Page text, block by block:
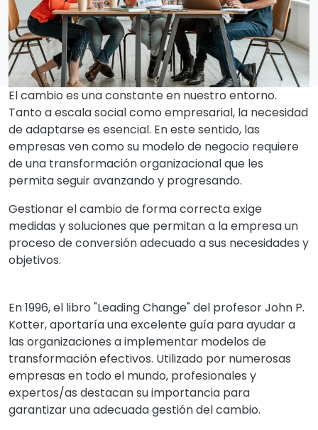
El cambio es una constante en nuestro entorno.
Tanto a escala social como empresarial, la necesidad
de adaptarse es esencial. En este sentido, las
empresas ven como su modelo de negocio requiere
de una transformación organizacional que les
permita seguir avanzando y progresando.
Gestionar el cambio de forma correcta exige
medidas y soluciones que permitan a la empresa un
proceso de conversión adecuado a sus necesidades y
objetivos.
En 1996, el libro "Leading Change" del profesor John P.
Kotter, aportaría una excelente guía para ayudar a
las organizaciones a implementar modelos de
transformación efectivos. Utilizado por numerosas
empresas en todo el mundo, profesionales y
expertos/as destacan su importancia para
garantizar una adecuada gestión del cambio.